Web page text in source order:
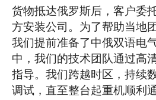
货物抵达俄罗斯后，客户委
方安装公司。为了帮助当地
我们提前准备了中俄双语电
中，我们的技术团队通过高
指导。我们跨越时区，持续
调试，直至整台起重机顺利